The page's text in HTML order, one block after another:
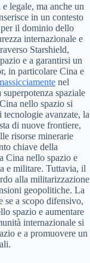
legale, ma anche un
in un contesto
il dominio dello
internazionale e
Starshield,
e a garantirsi un
in particolare Cina e
nel
spaziale
nello spazio si
avanzate, la
di nuove frontiere,
risorse minerarie
chiave della
Cina nello spazio e
e militare. Tuttavia, il
alla militarizzazione
geopolitiche. La
se a scopo difensivo,
spazio e aumentare
internazionale si
e a promuovere un